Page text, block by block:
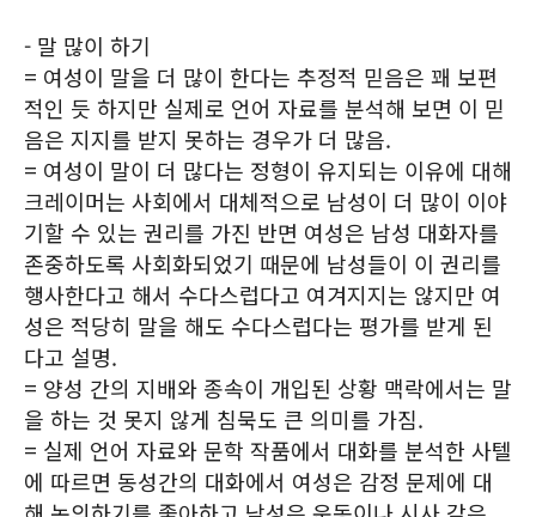
- 말 많이 하기
= 여성이 말을 더 많이 한다는 추정적 믿음은 꽤 보편
적인 듯 하지만 실제로 언어 자료를 분석해 보면 이 믿
음은 지지를 받지 못하는 경우가 더 많음.
= 여성이 말이 더 많다는 정형이 유지되는 이유에 대해
크레이머는 사회에서 대체적으로 남성이 더 많이 이야
기할 수 있는 권리를 가진 반면 여성은 남성 대화자를
존중하도록 사회화되었기 때문에 남성들이 이 권리를
행사한다고 해서 수다스럽다고 여겨지지는 않지만 여
성은 적당히 말을 해도 수다스럽다는 평가를 받게 된
다고 설명.
= 양성 간의 지배와 종속이 개입된 상황 맥락에서는 말
을 하는 것 못지 않게 침묵도 큰 의미를 가짐.
= 실제 언어 자료와 문학 작품에서 대화를 분석한 사텔
에 따르면 동성간의 대화에서 여성은 감정 문제에 대